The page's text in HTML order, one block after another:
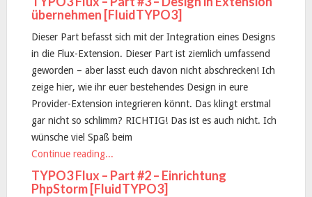
übernehmen [FluidTYPO3]
Dieser Part befasst sich mit der Integration eines Designs
in die Flux-Extension. Dieser Part ist ziemlich umfassend
geworden – aber lasst euch davon nicht abschrecken! Ich
zeige hier, wie ihr euer bestehendes Design in eure
Provider-Extension integrieren könnt. Das klingt erstmal
gar nicht so schlimm? RICHTIG! Das ist es auch nicht. Ich
wünsche viel Spaß beim
Continue reading...
TYPO3 Flux – Part #2 – Einrichtung
PhpStorm [FluidTYPO3]